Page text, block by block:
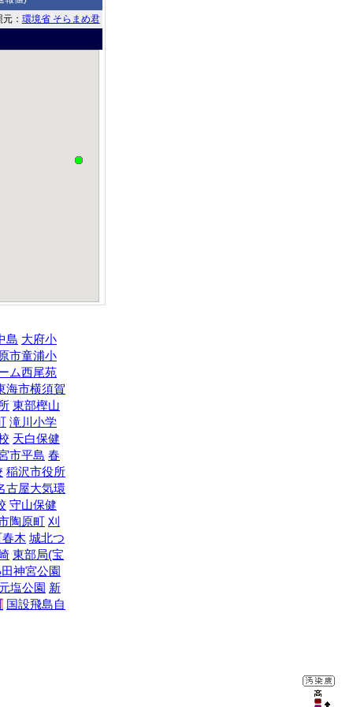
： 環境省 そらまめ君
島 大府小
市童浦小
ム西尾苑
海市横須賀
東部樫山
滝川小学
天白保健
市平島 春
稲沢市役所
古屋大気環
守山保健
陶原町 刈
春木 城北つ
東部局(宝
神宮公園
元塩公園 新
国設飛島自